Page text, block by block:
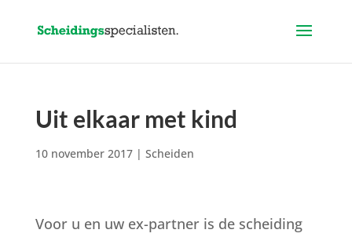
Uit elkaar met kind
10 november 2017| Scheiden
Voor u en uw ex-partner is de scheiding